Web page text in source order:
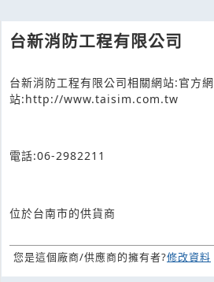
台新消防工程有限公司
台新消防工程有限公司相關網站:官方網
站:http://www.taisim.com.tw
電話:06-2982211
位於台南市的供貨商
您是這個廠商/供應商的擁有者?修改資料